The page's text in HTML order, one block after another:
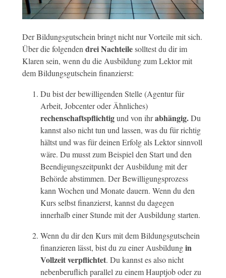
Der Bildungsgutschein bringt nicht nur Vorteile mit sich.
Über die folgenden drei Nachteilesolltest du dir im
Klaren sein, wenn du die Ausbildung zum Lektor mit
dem Bildungsgutschein finanzierst:
Du bist der bewilligenden Stelle (Agentur für
Arbeit, Jobcenter oder Ähnliches)
rechenschaftspflichtigund von ihrabhängig.Du
kannst also nicht tun und lassen, was du für richtig
hältst und was für deinen Erfolg als Lektor sinnvoll
wäre. Du musst zum Beispiel den Start und den
Beendigungszeitpunkt der Ausbildung mit der
Behörde abstimmen. Der Bewilligungsprozess
kann Wochen und Monate dauern. Wenn du den
Kurs selbst finanzierst, kannst du dagegen
innerhalb einer Stunde mit der Ausbildung starten.
Wenn du dir den Kurs mit dem Bildungsgutschein
finanzieren lässt, bist du zu einer Ausbildungin
Vollzeit verpflichtet. Du kannst es also nicht
nebenberuflich parallel zu einem Hauptjob oder zu